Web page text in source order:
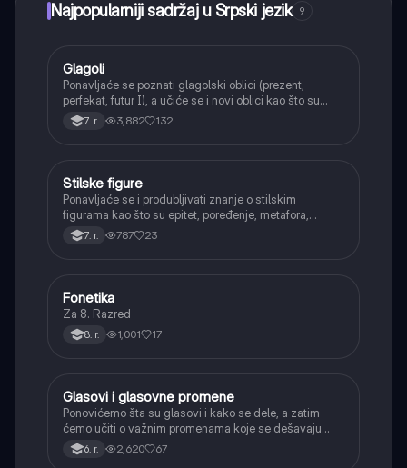
Najpopularniji sadržaj u Srpski jezik 9
Srpski jezik
Glagoli
Ponavljaće se poznati glagolski oblici (prezent,
perfekat, futur I), a učiće se i novi oblici kao što su
aorist, imperfekat, pluskvamperfekat, futur II, kao i
glagolski prilozi i pridevi.
7. r. 3,882 132
Srpski jezik
Stilske figure
Ponavljaće se i produbljivati znanje o stilskim
figurama kao što su epitet, poređenje, metafora,
personifikacija, hiperbola, onomatopeja, aliteracija i
asonanca, razumevajući njihovu ulogu u tekstu.
7. r. 787 23
Srpski jezik
Fonetika
Za 8. Razred
8. r. 1,001 17
Srpski jezik
Glasovi i glasovne promene
Ponovićemo šta su glasovi i kako se dele, a zatim
ćemo učiti o važnim promenama koje se dešavaju
kada se glasovi nađu jedan pored drugog u rečima
(npr. jednačenje suglasnika po zvučnosti i mestu
6. r. 2,620 67